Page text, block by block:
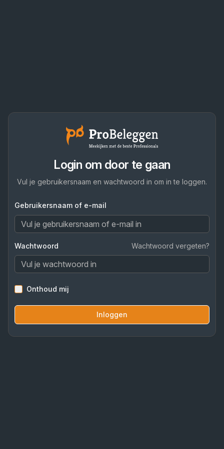
Login om door te gaan
Vul je gebruikersnaam en wachtwoord in om in te loggen.
Gebruikersnaam of e-mail
Wachtwoord Wachtwoord vergeten?
Onthoud mij
Inloggen